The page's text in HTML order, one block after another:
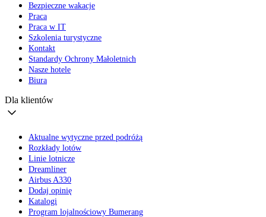
Bezpieczne wakacje
Praca
Praca w IT
Szkolenia turystyczne
Kontakt
Standardy Ochrony Małoletnich
Nasze hotele
Biura
Dla klientów
Aktualne wytyczne przed podróżą
Rozkłady lotów
Linie lotnicze
Dreamliner
Airbus A330
Dodaj opinię
Katalogi
Program lojalnościowy Bumerang